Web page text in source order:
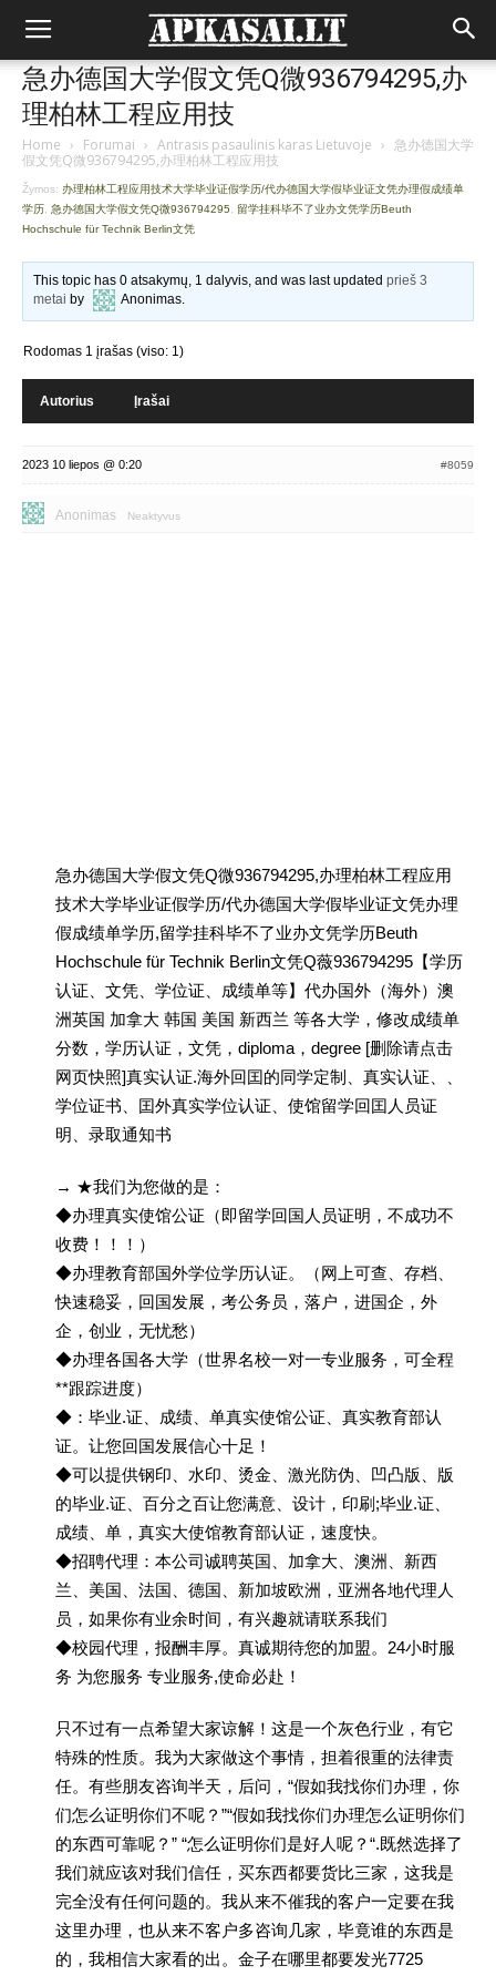
急办德国大学假文凭Q微936794295,办
理柏林工程应用技
Home › Forumai › Antrasis pasaulinis karas Lietuvoje › 急办德国大学
假文凭Q微936794295,办理柏林工程应用技
Žymos: 办理柏林工程应用技术大学毕业证假学历/代办德国大学假毕业证文凭办理假成绩单
学历 急办德国大学假文凭Q微936794295
留学挂科毕不了业办文凭学历Beuth
Hochschule für Technik Berlin文凭
This topic has 0 atsakymų, 1 dalyvis, and was last updatedprieš 3
metai by Anonimas.
Rodomas 1 įrašas (viso: 1)
Autorius Įrašai
2023 10 liepos @ 0:20 #8059
Anonimas Neaktyvus
急办德国大学假文凭Q微936794295,办理柏林工程应用
技术大学毕业证假学历/代办德国大学假毕业证文凭办理
假成绩单学历,留学挂科毕不了业办文凭学历Beuth
Hochschule für Technik Berlin文凭Q薇936794295【学历
认证、文凭、学位证、成绩单等】代办国外（海外）澳
洲英国 加拿大 韩国 美国 新西兰 等各大学，修改成绩单
分数，学历认证，文凭，diploma，degree [删除请点击
网页快照]真实认证.海外回囯的同学定制、真实认证、、
学位证书、囯外真实学位认证、使馆留学回囯人员证
明、录取通知书
→ ★我们为您做的是：
◆办理真实使馆公证（即留学回国人员证明，不成功不
收费！！！）
◆办理教育部国外学位学历认证。（网上可查、存档、
快速稳妥，回国发展，考公务员，落户，进国企，外
企，创业，无忧愁）
◆办理各国各大学（世界名校一对一专业服务，可全程
**跟踪进度）
◆：毕业.证、成绩、单真实使馆公证、真实教育部认
证。让您回国发展信心十足！
◆可以提供钢印、水印、烫金、激光防伪、凹凸版、版
的毕业.证、百分之百让您满意、设计，印刷;毕业.证、
成绩、单，真实大使馆教育部认证，速度快。
◆招聘代理：本公司诚聘英国、加拿大、澳洲、新西
兰、美国、法国、德国、新加坡欧洲，亚洲各地代理人
员，如果你有业余时间，有兴趣就请联系我们
◆校园代理，报酬丰厚。真诚期待您的加盟。24小时服
务 为您服务 专业服务,使命必赴！
只不过有一点希望大家谅解！这是一个灰色行业，有它
特殊的性质。我为大家做这个事情，担着很重的法律责
任。有些朋友咨询半天，后问，“假如我找你们办理，你
们怎么证明你们不呢？”“假如我找你们办理怎么证明你们
的东西可靠呢？” “怎么证明你们是好人呢？“.既然选择了
我们就应该对我们信任，买东西都要货比三家，这我是
完全没有任何问题的。我从来不催我的客户一定要在我
这里办理，也从来不客户多咨询几家，毕竟谁的东西是
的，我相信大家看的出。金子在哪里都要发光7725